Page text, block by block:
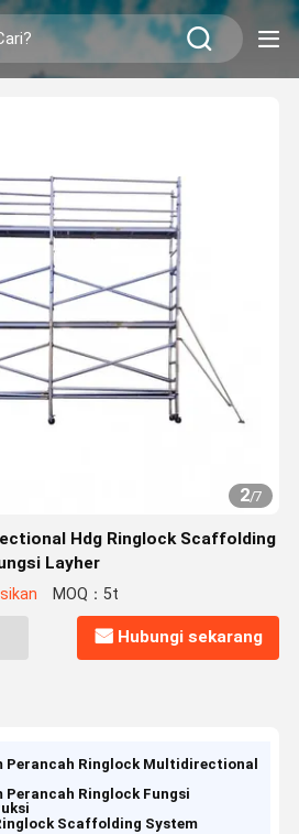
2/7
Hdg Ringlock Scaffolding
Layher
MOQ：5t
Hubungi sekarang
Perancah Ringlock Multidirectional
Perancah Ringlock Fungsi
Scaffolding System